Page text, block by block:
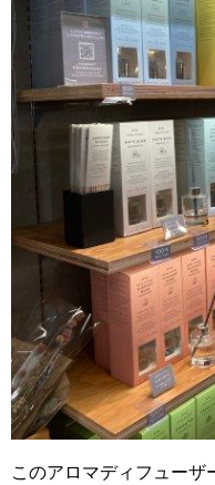
このアロマディフューザ